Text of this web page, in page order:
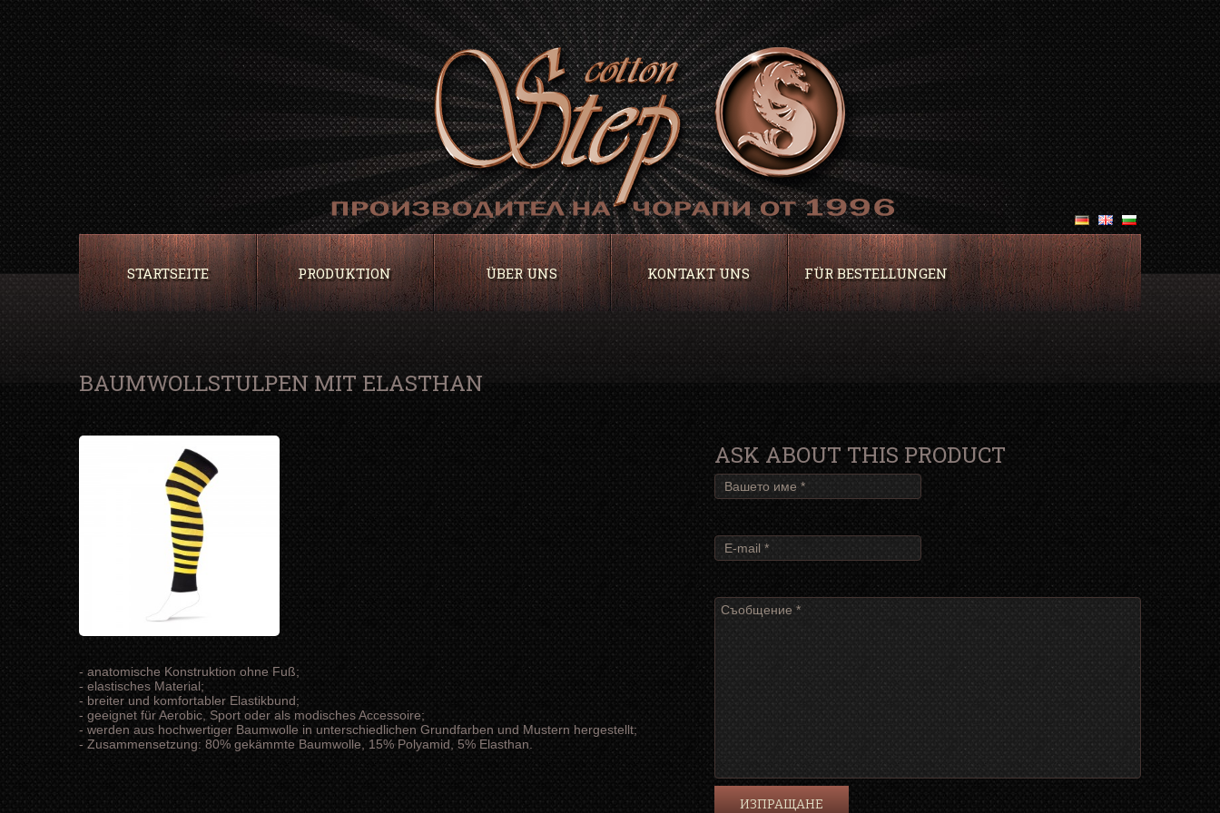
STARTSEITE PRODUKTION ÜBER UNS KONTAKT UNS FÜR BESTELLUNGEN
BAUMWOLLSTULPEN MIT ELASTHAN
- anatomische Konstruktion ohne Fuß;
- elastisches Material;
- breiter und komfortabler Elastikbund;
- geeignet für Aerobic, Sport oder als modisches Accessoire;
- werden aus hochwertiger Baumwolle in unterschiedlichen Grundfarben und Mustern hergestellt;
- Zusammensetzung: 80% gekämmte Baumwolle, 15% Polyamid, 5% Elasthan.
ASK ABOUT THIS PRODUCT